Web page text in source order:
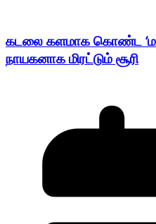
கடலை களமாக கொண்ட
நாயகனாக மிரட்டும் சூரி